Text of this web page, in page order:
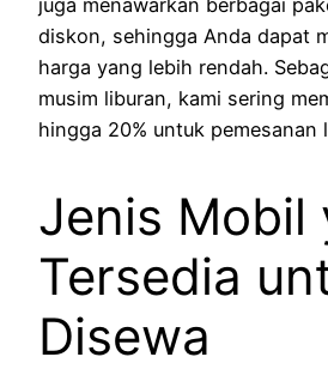
juga menawarkan berbagai
diskon, sehingga Anda dapat
harga yang lebih rendah.
musim liburan, kami sering
hingga 20% untuk pemesanan
Jenis Mobil
Tersedia
Disewa